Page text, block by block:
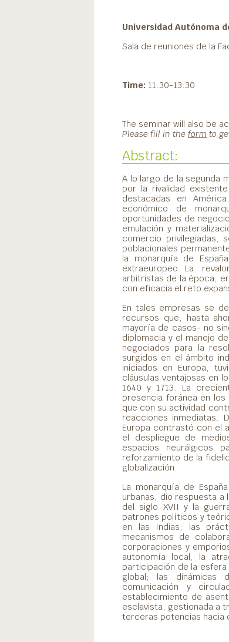
Universidad Autónoma
Sala de reuniones de la
Time: 11:30-13:30
The seminar will also be
Please fill in the form to
Abstract:
A lo largo de la segunda
por la rivalidad
destacadas en
económico de
oportunidades de
emulación y
comercio privilegiadas,
poblacionales
la monarquía de
extraeuropeo. La
arbitristas de la época,
con eficacia el reto
En tales empresas se
recursos que, hasta
mayoría de casos- no
diplomacia y el manejo
negociados para la
surgidos en el ámbito
iniciados en Europa,
cláusulas ventajosas en
1640 y 1713. La
presencia foránea en
que con su actividad
reacciones inmediatas.
Europa contrastó con el
el despliegue de
espacios neurálgicos
reforzamiento de la
globalización.
La monarquía de
urbanas, dio respuesta a
del siglo XVII y la
patrones políticos y
en las Indias; las
mecanismos de
corporaciones y
autonomía local, la
participación de la
global; las dinámicas
comunicación y
establecimiento de
esclavista, gestionada a
terceras potencias hacia